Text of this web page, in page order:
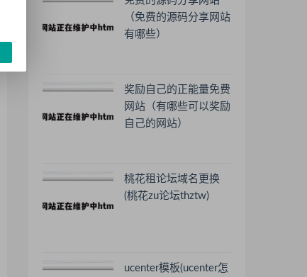
（免费的源码分享网站
有哪些）
奖励自己的正能量免费
网站（有哪些可以奖励
自己的网站）
桃花租论坛域名更换
(桃花zu论坛thztw)
ucenter模板(ucenter怎